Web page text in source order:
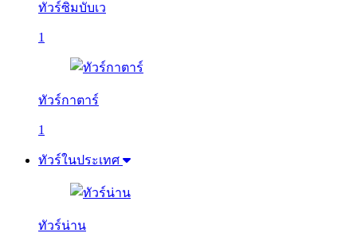
ทัวร์ซิมบับเว
1
ทัวร์กาตาร์
1
ทัวร์ในประเทศ
ทัวร์น่าน